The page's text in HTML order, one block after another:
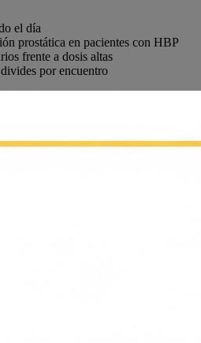
el día
prostática en pacientes con HBP
frente a dosis altas
por encuentro